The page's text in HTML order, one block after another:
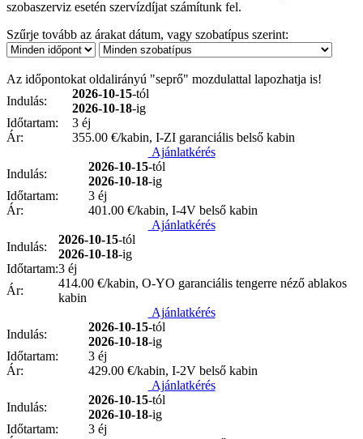
szobaszerviz esetén szervízdíjat számítunk fel.
Szűrje tovább az árakat dátum, vagy szobatípus szerint:
Az időpontokat oldalirányú "seprő" mozdulattal lapozhatja is!
Indulás:
2026-10-15-tól
2026-10-18-ig
Időtartam:
3 éj
Ár:
355.00 €/kabin, I-ZI garanciális belső kabin
Ajánlatkérés
Indulás:
2026-10-15-tól
2026-10-18-ig
Időtartam:
3 éj
Ár:
401.00 €/kabin, I-4V belső kabin
Ajánlatkérés
Indulás:
2026-10-15-tól
2026-10-18-ig
Időtartam:3 éj
Ár:
414.00 €/kabin, O-YO garanciális tengerre néző ablakos
kabin
Ajánlatkérés
Indulás:
2026-10-15-tól
2026-10-18-ig
Időtartam:
3 éj
Ár:
429.00 €/kabin, I-2V belső kabin
Ajánlatkérés
Indulás:
2026-10-15-tól
2026-10-18-ig
Időtartam:
3 éj